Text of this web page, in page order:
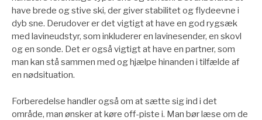
have brede og stive ski, der giver stabilitet og flydeevne i
dyb sne. Derudover er det vigtigt at have en god rygsæk
med lavineudstyr, som inkluderer en lavinesender, en skovl
og en sonde. Det er også vigtigt at have en partner, som
man kan stå sammen med og hjælpe hinanden i tilfælde af
en nødsituation.
Forberedelse handler også om at sætte sig ind i det
område, man ønsker at køre off-piste i. Man bør læse om de